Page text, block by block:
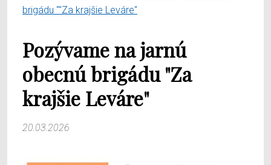
Samospráva
O obci
brigádu ""Za krajšie Leváre"
Pozývame na jarnú
obecnú brigádu "Za
krajšie Leváre"
20.03.2026